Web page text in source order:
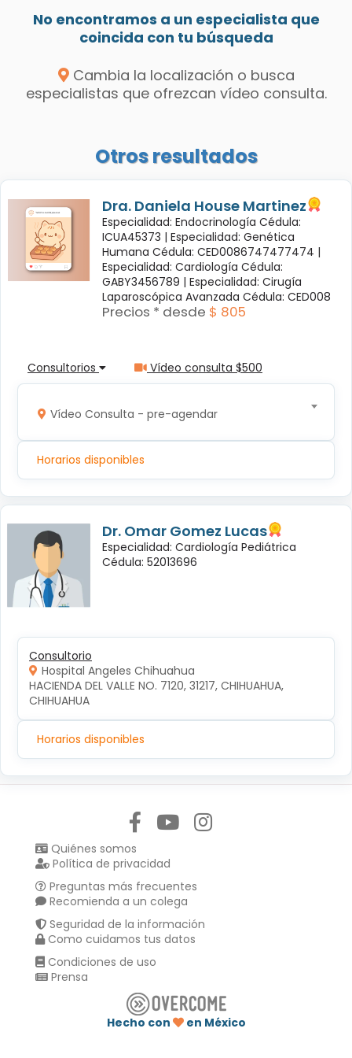
No encontramos a un especialista que
coincida con tu búsqueda
Cambia la localización o busca
especialistas que ofrezcan vídeo consulta.
Otros resultados
Dra. Daniela House Martinez
Especialidad: Endocrinología Cédula:
ICUA45373 | Especialidad: Genética
Humana Cédula: CED0086747477474 |
Especialidad: Cardiología Cédula:
GABY3456789 | Especialidad: Cirugía
Laparoscópica Avanzada Cédula: CED008
Precios * desde $ 805
Consultorios Vídeo consulta $500
Vídeo Consulta - pre-agendar
Horarios disponibles
Dr. Omar Gomez Lucas
Especialidad: Cardiología Pediátrica
Cédula: 52013696
Consultorio
Hospital Angeles Chihuahua
HACIENDA DEL VALLE NO. 7120, 31217, CHIHUAHUA,
CHIHUAHUA
Horarios disponibles
Quiénes somos
Política de privacidad
Preguntas más frecuentes
Recomienda a un colega
Seguridad de la información
Como cuidamos tus datos
Condiciones de uso
Prensa
Hecho con
en México